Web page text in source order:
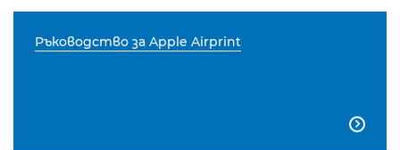
Ръководство за Apple Airprint
